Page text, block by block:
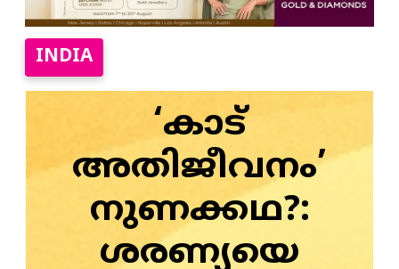
INDIA
‘കാട്
അതിജീവനം’
നുണക്കഥ?:
ശരണ്യയെ